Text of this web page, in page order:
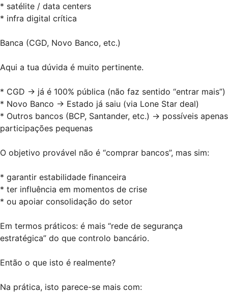
* satélite / data centers
* infra digital crítica
Banca (CGD, Novo Banco, etc.)
Aqui a tua dúvida é muito pertinente.
* CGD → já é 100% pública (não faz sentido “entrar mais”)
* Novo Banco → Estado já saiu (via Lone Star deal)
* Outros bancos (BCP, Santander, etc.) → possíveis apenas
participações pequenas
O objetivo provável não é “comprar bancos”, mas sim:
* garantir estabilidade financeira
* ter influência em momentos de crise
* ou apoiar consolidação do setor
Em termos práticos: é mais “rede de segurança
estratégica” do que controlo bancário.
Então o que isto é realmente?
Na prática, isto parece-se mais com: